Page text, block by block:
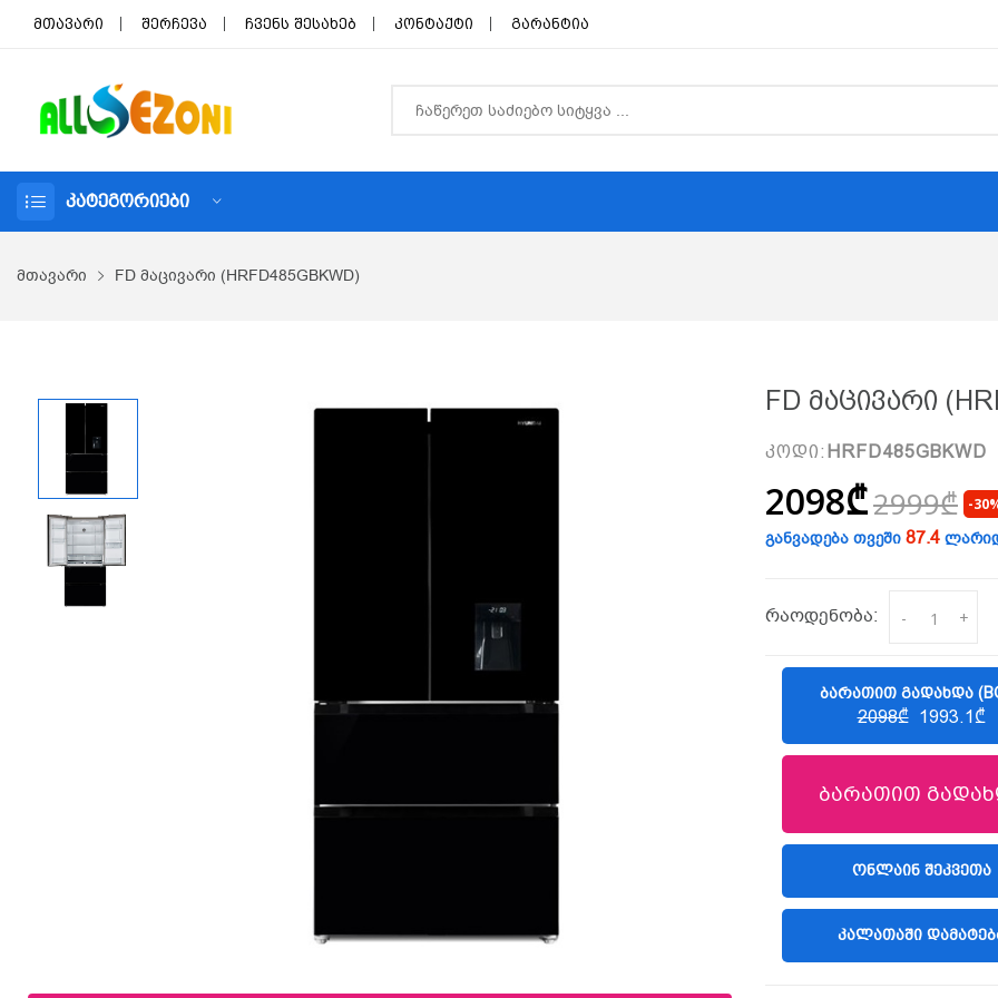
მთავარი შერჩევა ჩვენს შესახებ კონტაქტი გარანტია
ᲙᲐᲢᲔᲒᲝᲠᲘᲔᲑᲘ
მთავარი FD მაცივარი (HRFD485GBKWD)
FD Მაცივარი
კოდი: HRFD485GBKWD
2098₾2999₾ -
განვადება თვეში 87.4
რაოდენობა: - +
ᲑᲐᲠᲐᲗᲘᲗ ᲒᲐᲓᲐᲮᲓᲐ
2098₾ 1993.1₾
ბარათით
(LIBERTY)
ᲝᲜᲚᲐᲘᲜ ᲨᲔᲙᲕᲔᲗᲐ
ᲙᲐᲚᲐᲗᲐᲨᲘ